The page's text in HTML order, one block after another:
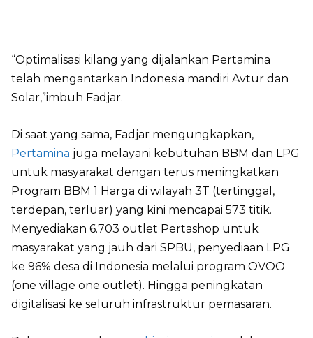
“Optimalisasi kilang yang dijalankan Pertamina
telah mengantarkan Indonesia mandiri Avtur dan
Solar,”imbuh Fadjar.
Di saat yang sama, Fadjar mengungkapkan,
Pertamina juga melayani kebutuhan BBM dan LPG
untuk masyarakat dengan terus meningkatkan
Program BBM 1 Harga di wilayah 3T (tertinggal,
terdepan, terluar) yang kini mencapai 573 titik.
Menyediakan 6.703 outlet Pertashop untuk
masyarakat yang jauh dari SPBU, penyediaan LPG
ke 96% desa di Indonesia melalui program OVOO
(one village one outlet). Hingga peningkatan
digitalisasi ke seluruh infrastruktur pemasaran.